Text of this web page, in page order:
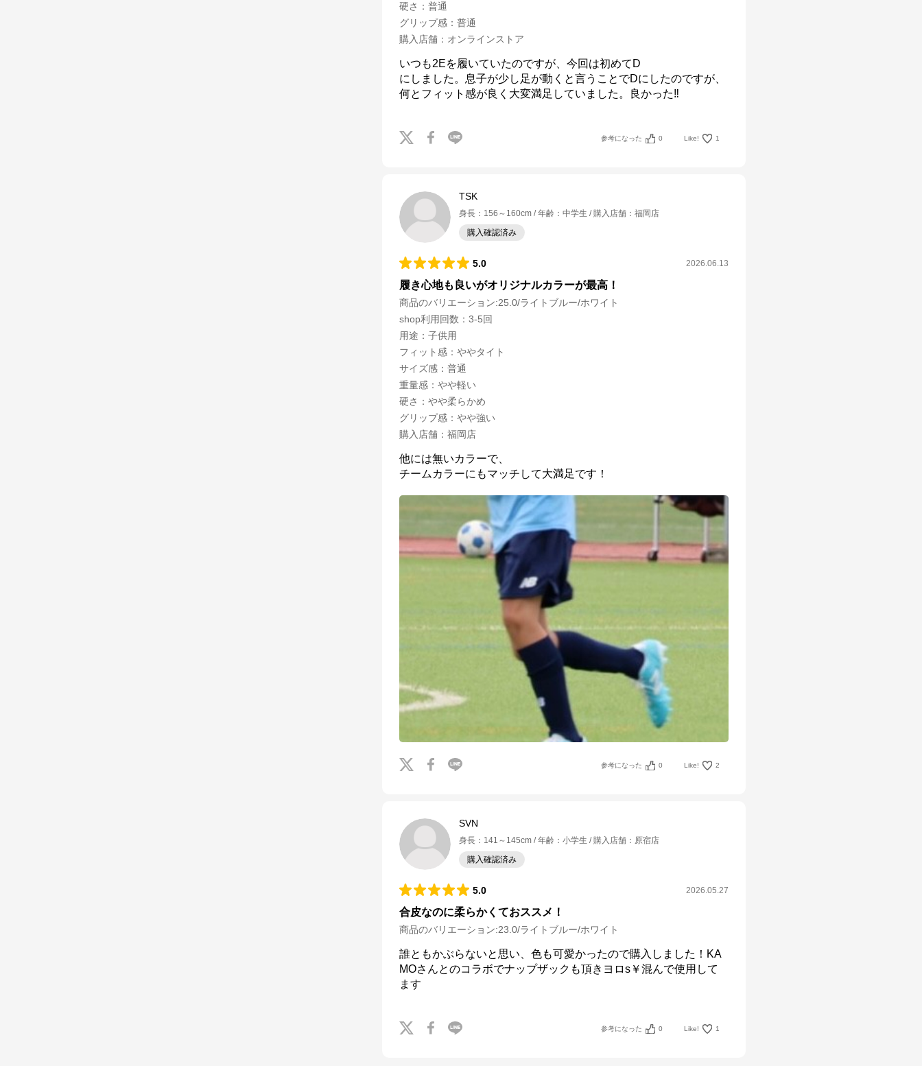
硬さ ： 普通
グリップ感 ： 普通
購入店舗 ： オンラインストア
いつも2Eを履いていたのですが、今回は初めてD
にしました。息子が少し足が動くと言うことでDにしたのですが、
参考になった 0 Like! 1
TSK
身長 ： 156～160cm 年齢 ： 中学生 購入店舗 ： 福岡店
購入確認済み
5.0 2026.06.13
履き心地も良いがオリジナルカラーが最高！
商品のバリエーション:25.0/ライトブルー/ホワイト
shop利用回数 ： 3-5回
用途 ： 子供用
フィット感 ： ややタイト
サイズ感 ： 普通
重量感 ： やや軽い
硬さ ： やや柔らかめ
グリップ感 ： やや強い
購入店舗 ： 福岡店
他には無いカラーで、
参考になった 0 Like! 2
SVN
身長 ： 141～145cm 年齢 ： 小学生 購入店舗 ： 原宿店
購入確認済み
5.0 2026.05.27
合皮なのに柔らかくておススメ！
商品のバリエーション:23.0/ライトブルー/ホワイト
誰ともかぶらないと思い、色も可愛かったので購入しました！KA
MOさんとのコラボでナップザックも頂きヨロs￥混んで使用して
ます
参考になった 0 Like! 1
サッカーショップKAMOからのコメント
サッカーショップKAMOの公式通販サイト「サッカーショップKAMOオンライ
ンストア」。 老舗サッカー用品専門店ならではの豊富な品揃え！